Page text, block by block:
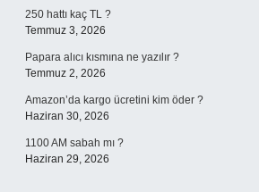
250 hattı kaç TL ?
Temmuz 3, 2026
Papara alıcı kısmına ne yazılır ?
Temmuz 2, 2026
Amazon’da kargo ücretini kim öder ?
Haziran 30, 2026
1100 AM sabah mı ?
Haziran 29, 2026